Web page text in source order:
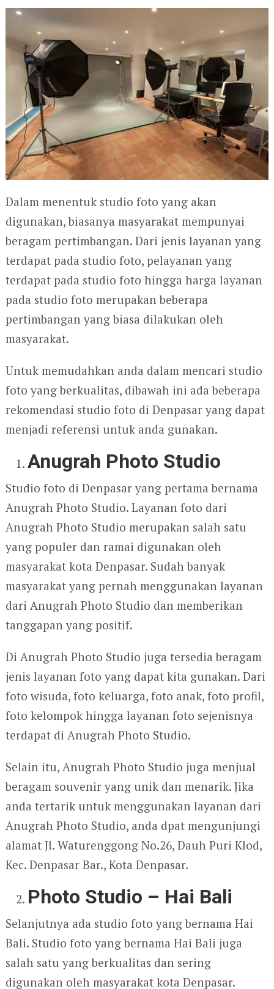
Dalam menentuk studio foto yang akan
digunakan, biasanya masyarakat mempunyai
beragam pertimbangan. Dari jenis layanan yang
terdapat pada studio foto, pelayanan yang
terdapat pada studio foto hingga harga layanan
pada studio foto merupakan beberapa
pertimbangan yang biasa dilakukan oleh
masyarakat.
Untuk memudahkan anda dalam mencari studio
foto yang berkualitas, dibawah ini ada beberapa
rekomendasi studio foto di Denpasar yang dapat
menjadi referensi untuk anda gunakan.
Anugrah Photo Studio
Studio foto di Denpasar yang pertama bernama
Anugrah Photo Studio. Layanan foto dari
Anugrah Photo Studio merupakan salah satu
yang populer dan ramai digunakan oleh
masyarakat kota Denpasar. Sudah banyak
masyarakat yang pernah menggunakan layanan
dari Anugrah Photo Studio dan memberikan
tanggapan yang positif.
Di Anugrah Photo Studio juga tersedia beragam
jenis layanan foto yang dapat kita gunakan. Dari
foto wisuda, foto keluarga, foto anak, foto profil,
foto kelompok hingga layanan foto sejenisnya
terdapat di Anugrah Photo Studio.
Selain itu, Anugrah Photo Studio juga menjual
beragam souvenir yang unik dan menarik. Jika
anda tertarik untuk menggunakan layanan dari
Anugrah Photo Studio, anda dpat mengunjungi
alamat Jl. Waturenggong No.26, Dauh Puri Klod,
Kec. Denpasar Bar., Kota Denpasar.
Photo Studio – Hai Bali
Selanjutnya ada studio foto yang bernama Hai
Bali. Studio foto yang bernama Hai Bali juga
salah satu yang berkualitas dan sering
digunakan oleh masyarakat kota Denpasar.